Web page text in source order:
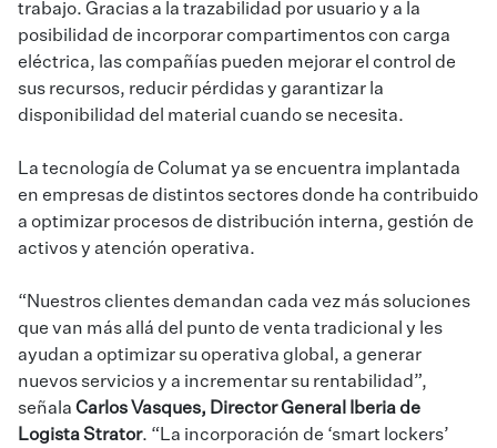
trabajo. Gracias a la trazabilidad por usuario y a la
posibilidad de incorporar compartimentos con carga
eléctrica, las compañías pueden mejorar el control de
sus recursos, reducir pérdidas y garantizar la
disponibilidad del material cuando se necesita.
La tecnología de Columat ya se encuentra implantada
en empresas de distintos sectores donde ha contribuido
a optimizar procesos de distribución interna, gestión de
activos y atención operativa.
“Nuestros clientes demandan cada vez más soluciones
que van más allá del punto de venta tradicional y les
ayudan a optimizar su operativa global, a generar
nuevos servicios y a incrementar su rentabilidad”,
señala Carlos Vasques, Director General Iberia de
Logista Strator. “La incorporación de ‘smart lockers’